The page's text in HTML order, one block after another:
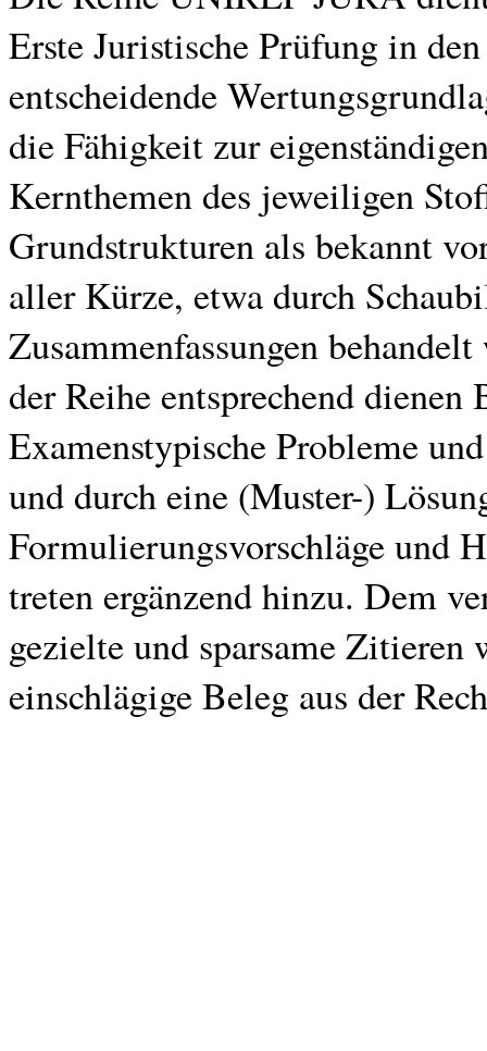
Erste Juristische Prüfung in
entscheidende
die Fähigkeit zur
Kernthemen des jeweiligen
Grundstrukturen als bekannt
aller Kürze, etwa durch
Zusammenfassungen
der Reihe entsprechend
Examenstypische Probleme
und durch eine (Muster-)
Formulierungsvorschläge und
treten ergänzend hinzu. Dem
gezielte und sparsame
einschlägige Beleg aus der